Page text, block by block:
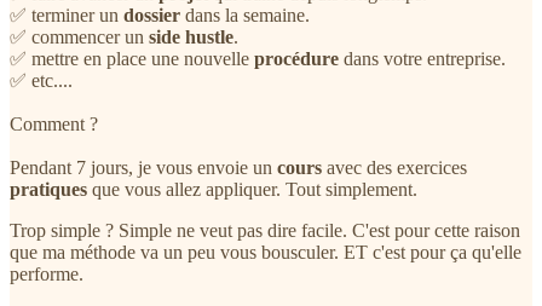
✅ terminer un dossier dans la semaine.
✅ commencer un side hustle.
✅ mettre en place une nouvelle procédure dans votre entreprise.
✅ etc....
Comment ?
Pendant 7 jours, je vous envoie un cours avec des exercices
pratiques que vous allez appliquer. Tout simplement.
Trop simple ? Simple ne veut pas dire facile. C'est pour cette raison
que ma méthode va un peu vous bousculer. ET c'est pour ça qu'elle
performe.